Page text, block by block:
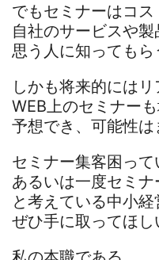
でもセミナーはコス
自社のサービスや製
思う人に知ってもら
しかも将来的にはリ
WEB上のセミナー
予想でき、可能性は
セミナー集客困って
あるいは一度セミナ
と考えている中小経
ぜひ手に取ってほし